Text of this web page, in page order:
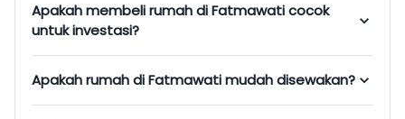
Apakah membeli rumah di Fatmawati cocok
untuk investasi?
Apakah rumah di Fatmawati mudah disewakan?